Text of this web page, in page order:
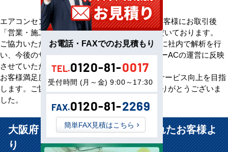
エアコンセンターACをご利用いただきましたお客様にお取引後
「営業・施工・価格」の3方面から評価をいただいております。
ご協力いただいたアンケート評価・ご意見を元に社内で解析を行
い、今後のサービス向上のためエアコンセンターACの運営に反映
させていただきます。
お客様満足度100％の評価をいただけるよう、サービス向上を目指
します。ご協力いただきましたお客様、誠にありがとうございま
した。
大阪府 大阪市 陶芸教室に設置されたお客様よ
り
お電話・FAXでのお見積もり
TEL.0120-81-0017
受付時間 (月～金) 9:00～17:30
FAX.0120-81-2269
簡単FAX見積はこちら